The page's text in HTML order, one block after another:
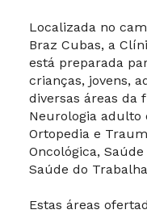
Localizada no
Braz Cubas, a
está preparada
crianças, jovens,
diversas áreas da
Neurologia adulto
Ortopedia e
Oncológica,
Saúde do
Estas áreas